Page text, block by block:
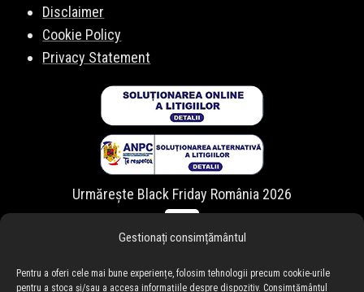
Gestionați consimțământul
Pentru a oferi cele mai bune experiențe, folosim tehnologii precum cookie-urile
pentru a stoca și/sau a accesa informațiile despre dispozitiv. Consimțământul
Disclaimer
Cookie Policy
Privacy Statement
Urmărește Black Friday România 2026